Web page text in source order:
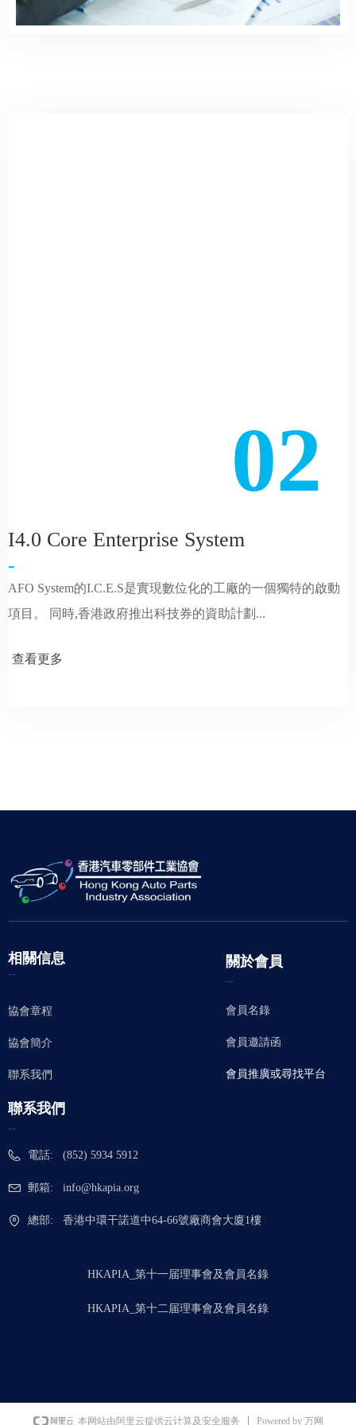
I4.0 Core Enterprise System
-
AFO System的I.C.E.S是實現數位化的工廠的一個獨特的啟動
項目。 同時,香港政府推出科技券的資助計劃...
02
查看更多
協會章程
協會簡介
聯系我們
相關信息
--
會員名錄
會員邀請函
會員推廣或尋找平台
關於會員
--
電話: (852) 5934 5912
郵箱: info@hkapia.org
總部: 香港中環干諾道中64-66號廠商會大廈1樓
聯系我們
--
HKAPIA_第十二届理事會及會員名錄
HKAPIA_第十一届理事會及會員名錄
本网站由阿里云提供云计算及安全服务 Powered by 万网